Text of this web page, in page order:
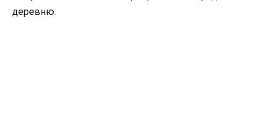
деревню.